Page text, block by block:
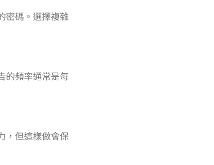
密碼。選擇複雜
的頻率通常是每
，但這樣做會保